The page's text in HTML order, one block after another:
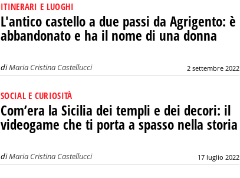
ITINERARI E LUOGHI
L'antico castello a due passi da Agrigento: è
abbandonato e ha il nome di una donna
diMaria Cristina Castellucci 2 settembre 2022
SOCIAL E CURIOSITÀ
Com’era la Sicilia dei templi e dei decori: il
videogame che ti porta a spasso nella storia
diMaria Cristina Castellucci 17 luglio 2022